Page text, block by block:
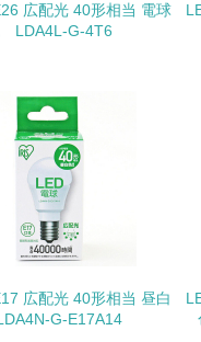
減の取り組みを行っている
目標や計画を立てている
クル目標や計画を立ててい
広配光 40形相当 電球
LDA4L-G-4T6
広配光 40形相当 昼白
G-E17A14